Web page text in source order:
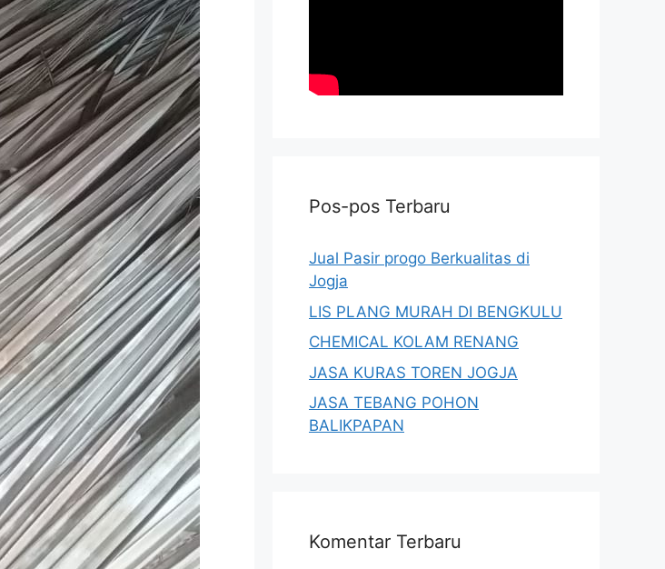
Pos-pos Terbaru
Jual Pasir progo Berkualitas di
Jogja
LIS PLANG MURAH DI BENGKULU
CHEMICAL KOLAM RENANG
JASA KURAS TOREN JOGJA
JASA TEBANG POHON
BALIKPAPAN
Komentar Terbaru